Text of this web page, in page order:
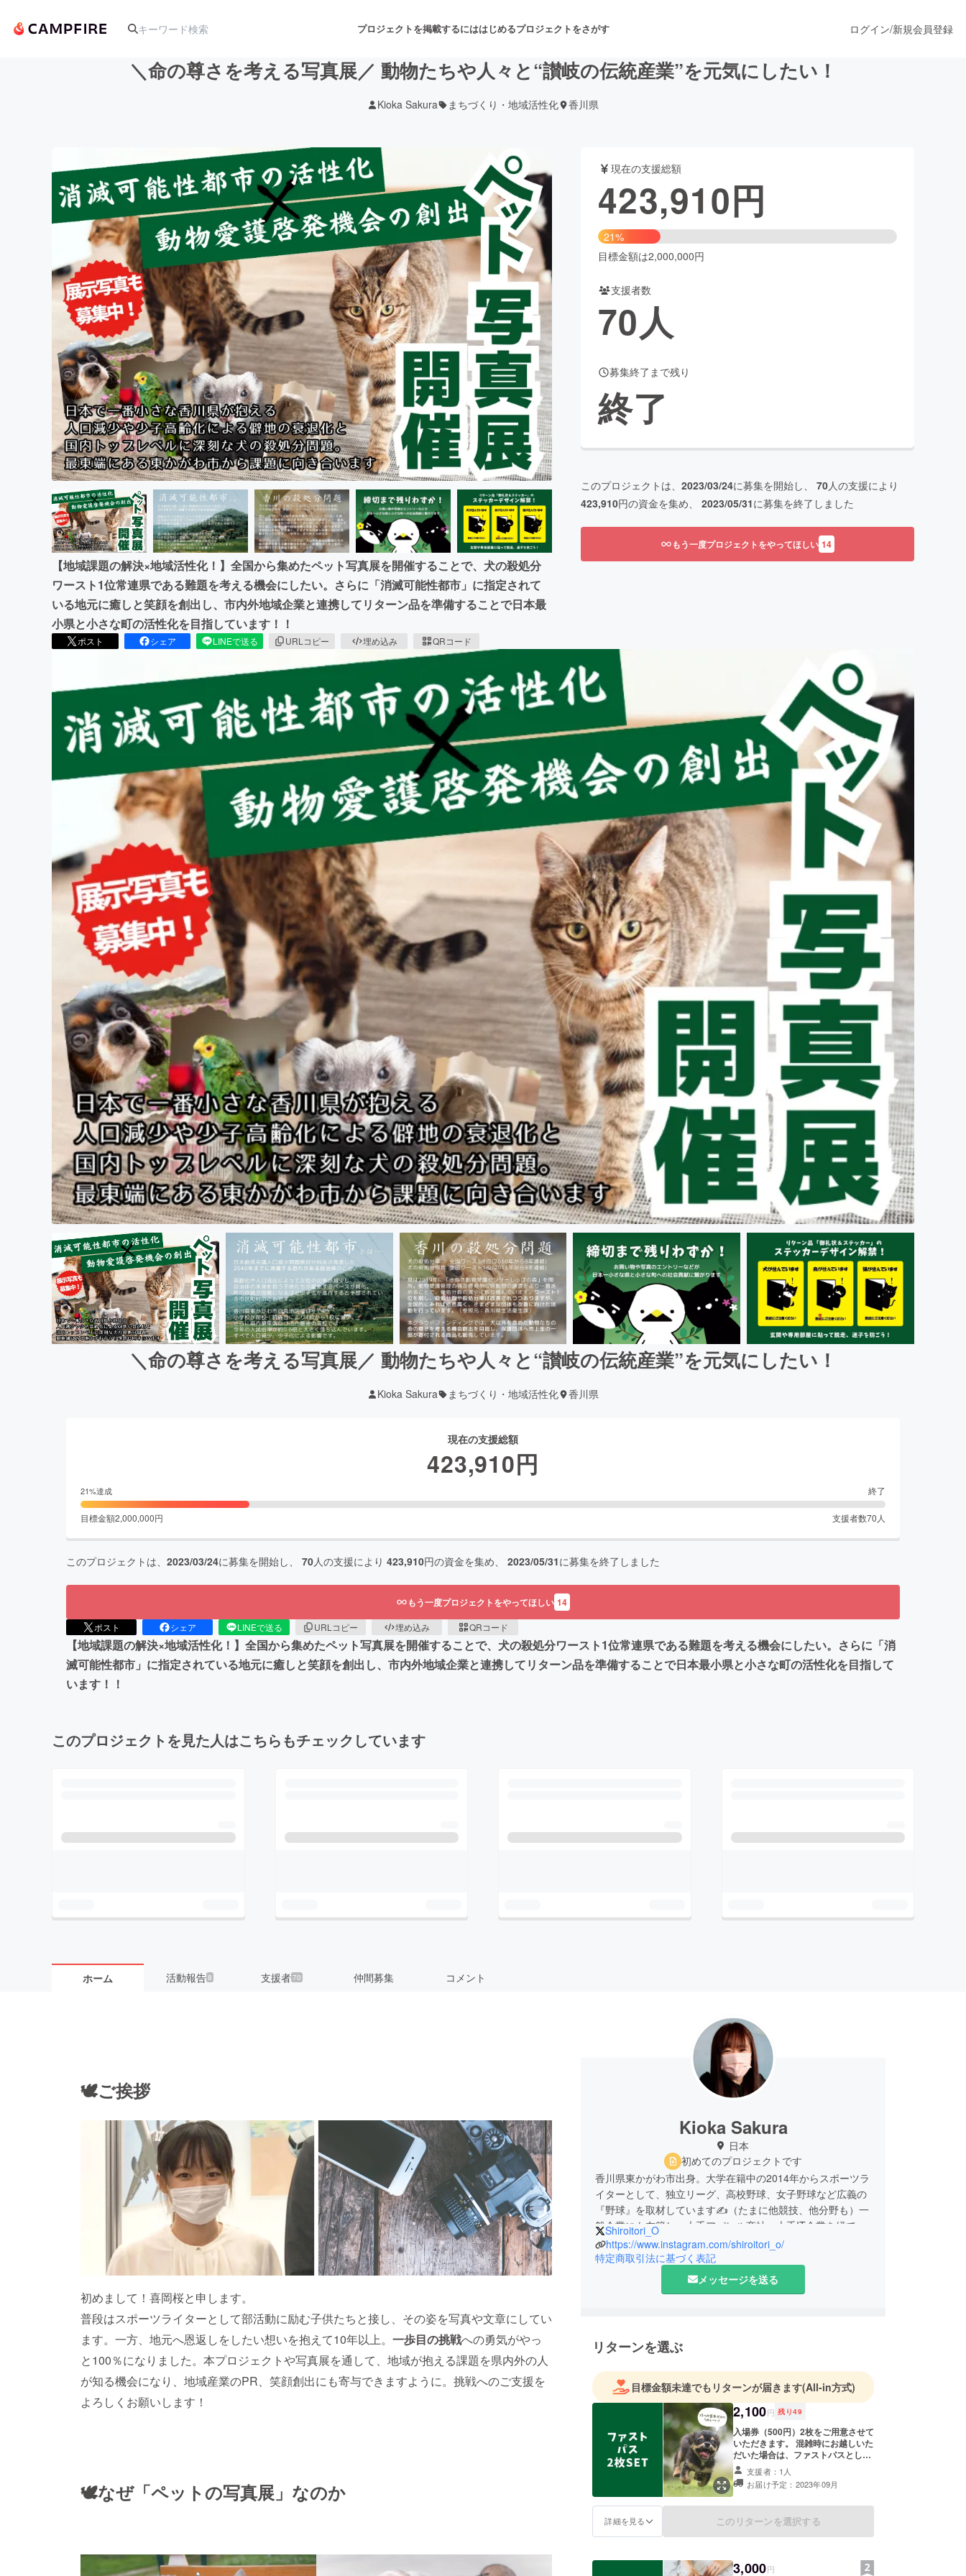
プロジェクトを掲載するにははじめるプロジェクトをさがす
アート・写真 音楽 舞台・パフォーマンス
テクノロジー・ガジェット ゲーム・サービス開発 フード・飲食店 ファッション
映像・映画 書籍・雑誌出版 アニメ・漫画
ビジネス・起業 チャレンジ ビューティー・ヘルスケア
まちづくり・地域活性化
CAMPFIRE for Social GoodCAMPFIRE Creation
CAMPFIREふるさと納税 machi-yaコミュニティ
ログイン/新規会員登録
＼命の尊さを考える写真展／ 動物たちや人々と“讃岐の伝統産業”を元気にしたい！
Kioka Sakura まちづくり・地域活性化 香川県
【地域課題の解決×地域活性化！】全国から集めたペット写真展を開催することで、犬の殺処分
ワースト1位常連県である難題を考える機会にしたい。さらに「消滅可能性都市」に指定されて
いる地元に癒しと笑顔を創出し、市内外地域企業と連携してリターン品を準備することで日本最
小県と小さな町の活性化を目指しています！！
ポスト シェア LINEで送る URLコピー 埋め込み QRコード
現在の支援総額
423,910円
21%
目標金額は2,000,000円
支援者数
70人
募集終了まで残り
終了
このプロジェクトは、 2023/03/24に募集を開始し、 70人の支援により
423,910円の資金を集め、 2023/05/31に募集を終了しました
もう一度プロジェクトをやってほしい 14
＼命の尊さを考える写真展／ 動物たちや人々と“讃岐の伝統産業”を元気にしたい！
Kioka Sakura まちづくり・地域活性化 香川県
現在の支援総額
423,910円
21%達成 終了
目標金額2,000,000円 支援者数70 人
このプロジェクトは、 2023/03/24に募集を開始し、 70人の支援により 423,910円の資金を集め、 2023/05/31に募集を終了しました
もう一度プロジェクトをやってほしい 14
ポスト シェア LINEで送る URLコピー 埋め込み QRコード
【地域課題の解決×地域活性化！】全国から集めたペット写真展を開催することで、犬の殺処分ワースト1位常連県である難題を考える機会にしたい。さらに「消
滅可能性都市」に指定されている地元に癒しと笑顔を創出し、市内外地域企業と連携してリターン品を準備することで日本最小県と小さな町の活性化を目指して
います！！
このプロジェクトを見た人はこちらもチェックしています
ホーム 活動報告8 支援者70 仲間募集 コメント
🕊ご挨拶
初めまして！喜岡桜と申します。
普段はスポーツライターとして部活動に励む子供たちと接し、その姿を写真や文章にしてい
ます。一方、地元へ恩返しをしたい想いを抱えて10年以上。 一歩目の挑戦への勇気がやっ
と100％になりました。本プロジェクトや写真展を通して、地域が抱える課題を県内外の人
が知る機会になり、地域産業のPR、笑顔創出にも寄与できますように。挑戦へのご支援を
よろしくお願いします！
🕊なぜ「ペットの写真展」なのか
Kioka Sakura
日本
初めてのプロジェクトです
香川県東かがわ市出身。大学在籍中の2014年からスポーツラ
イターとして、独立リーグ、高校野球、女子野球など広義の
『野球』を取材しています✍（たまに他競技、他分野も）一
般企業にも在籍し、大手アパレル商社、大手IT企業を経て、
外資系ベンチャー企業で鍛えられました。二足の草鞋を履き
Shiroitori_O
https://www.instagram.com/shiroitori_o/
特定商取引法に基づく表記
メッセージを送る
リターンを選ぶ
目標金額未達でもリターンが届きます(All-in方式)
2,100円 残り49
入場券（500円）2枚をご用意させて
いただきます。 混雑時にお越しいた
だいた場合は、ファストパスとして
ご利用いただけます。 ※感染症予防
のため混雑時は入場人数を制限する
ことがあります。 ※チケットはイベ
ファストパスの効果を持ちません。
支援者：1人
お届け予定：2023年09月
詳細を見る このリターンを選択する
3,000円